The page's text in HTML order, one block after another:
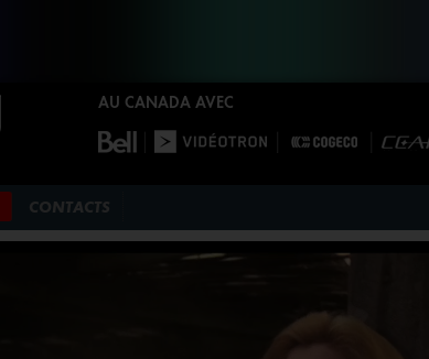
AU CANADA AVEC
CONTACTS